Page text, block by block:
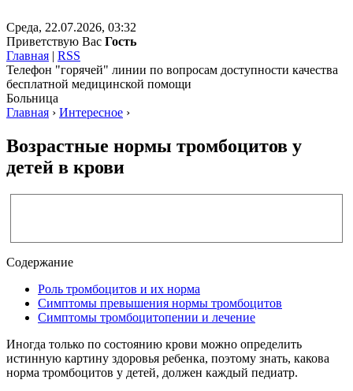
Среда, 22.07.2026, 03:32
Приветствую Вас Гость
Главная | RSS
Телефон "горячей" линии по вопросам доступности качества
бесплатной медицинской помощи
Больница
Главная › Интересное ›
Возрастные нормы тромбоцитов у
детей в крови
Содержание
Роль тромбоцитов и их норма
Симптомы превышения нормы тромбоцитов
Симптомы тромбоцитопении и лечение
Иногда только по состоянию крови можно определить
истинную картину здоровья ребенка, поэтому знать, какова
норма тромбоцитов у детей, должен каждый педиатр.